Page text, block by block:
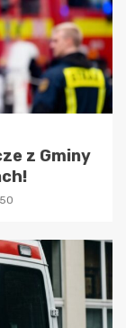
z Gminy